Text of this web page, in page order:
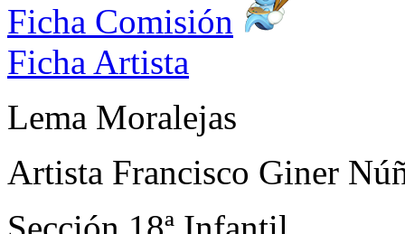
Ficha Comisión
Ficha Artista
Lema Moralejas
Artista Francisco Giner